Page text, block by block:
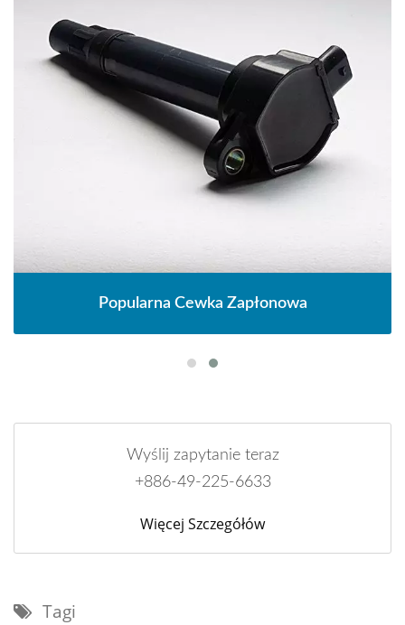
Popularna Cewka Zapłonowa
Wyślij zapytanie teraz
+886-49-225-6633
Więcej Szczegółów
Tagi